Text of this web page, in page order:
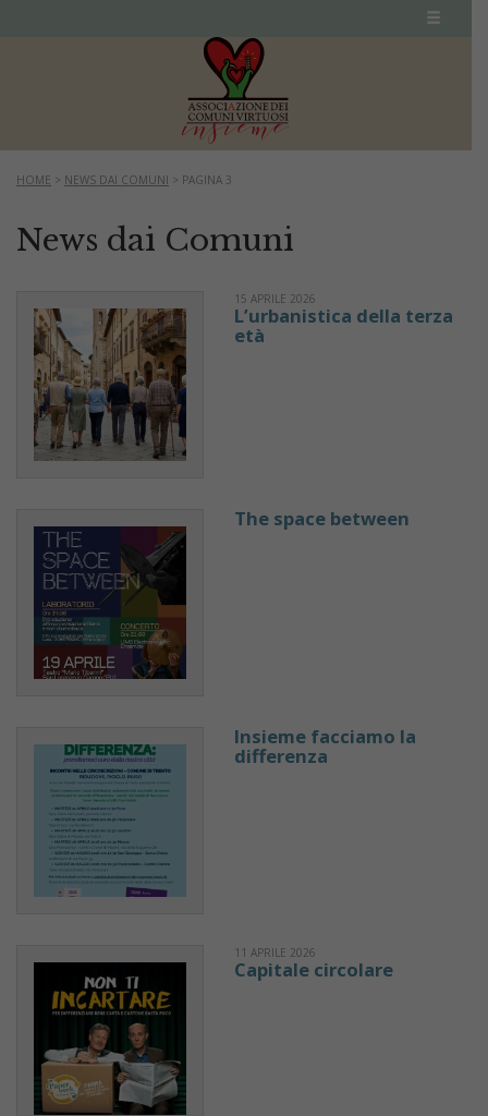
HOME > NEWS DAI COMUNI > PAGINA 3
News dai Comuni
15 APRILE 2026
L’urbanistica della terza
età
The space between
Insieme facciamo la
differenza
11 APRILE 2026
Capitale circolare